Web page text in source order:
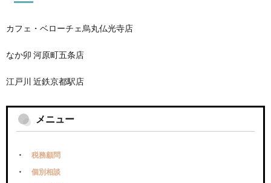
カフェ・ベローチェ烏丸仏光寺店
なか卯 河原町五条店
江戸川 近鉄京都駅店
メニュー
税務顧問
個別相談